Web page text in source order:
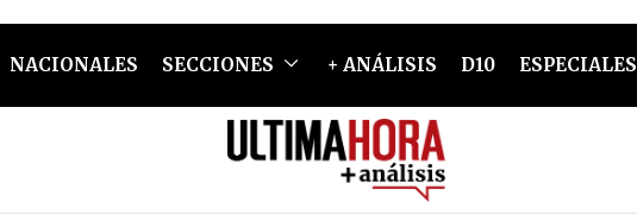
NACIONALES SECCIONES + ANÁLISIS D10 ESPECIALES